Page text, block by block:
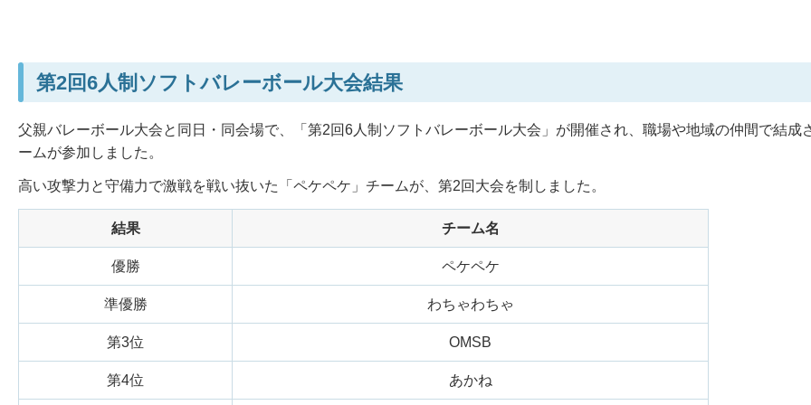
第2回6人制ソフトバレーボール大会結果
父親バレーボール大会と同日・同会場で、「第2回6人制ソフトバレーボール大会」が開催され、職場や地域の仲間で結成
ームが参加しました。
高い攻撃力と守備力で激戦を戦い抜いた「ペケペケ」チームが、第2回大会を制しました。
結果 チーム名
優勝 ペケペケ
準優勝 わちゃわちゃ
第3位 OMSB
第4位 あかね